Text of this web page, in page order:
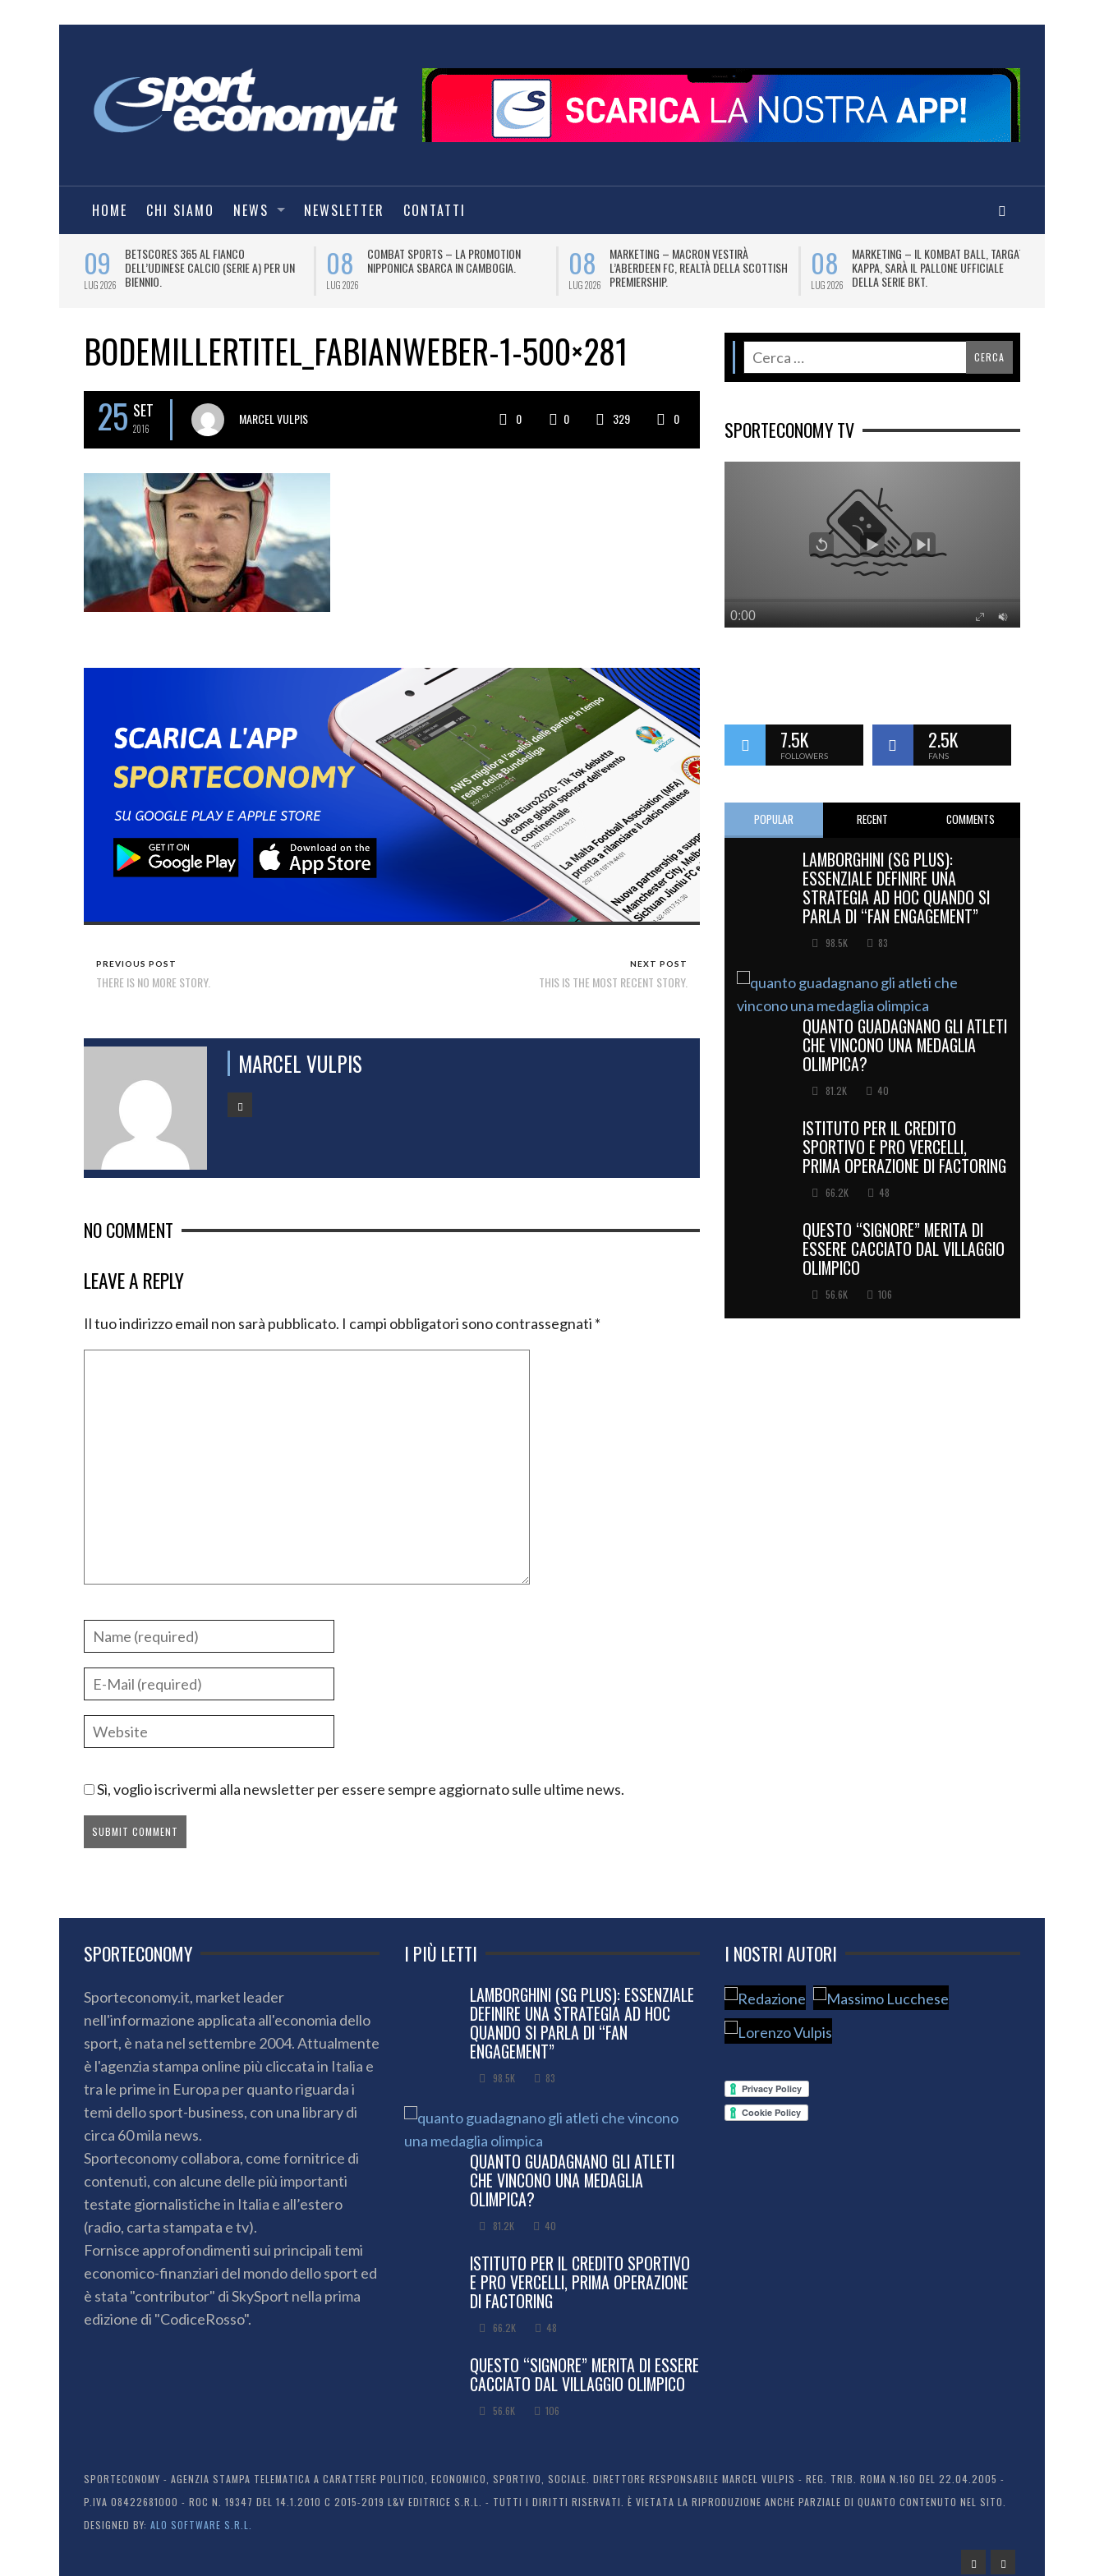
HOME CHI SIAMO NEWS NEWSLETTER CONTATTI
09
LUG 2026
BETSCORES 365 AL FIANCO
DELL’UDINESE CALCIO (SERIE A) PER UN
BIENNIO.
08
LUG 2026
COMBAT SPORTS – LA PROMOTION
NIPPONICA SBARCA IN CAMBOGIA.
08
LUG 2026
MARKETING – MACRON VESTIRÀ
L’ABERDEEN FC, REALTÀ DELLA SCOTTISH
PREMIERSHIP.
08
LUG 2026
MARKETING – IL KOMBAT BALL, TARGATO
KAPPA, SARÀ IL PALLONE UFFICIALE
DELLA SERIE BKT.
BODEMILLERTITEL_FABIANWEBER-1-500×281
25 SET
2016
MARCEL VULPIS 0 0 329 0
PREVIOUS POST
THERE IS NO MORE STORY.
NEXT POST
THIS IS THE MOST RECENT STORY.
MARCEL VULPIS
NO COMMENT
LEAVE A REPLY
Il tuo indirizzo email non sarà pubblicato. I campi obbligatori sono contrassegnati *
Sì, voglio iscrivermi alla newsletter per essere sempre aggiornato sulle ultime news.
SPORTECONOMY TV
7.5K
FOLLOWERS
2.5K
FANS
POPULAR RECENT COMMENTS
LAMBORGHINI (SG PLUS):
ESSENZIALE DEFINIRE UNA
STRATEGIA AD HOC QUANDO SI
PARLA DI “FAN ENGAGEMENT”
98.5K 83
QUANTO GUADAGNANO GLI ATLETI
CHE VINCONO UNA MEDAGLIA
OLIMPICA?
81.2K 40
ISTITUTO PER IL CREDITO
SPORTIVO E PRO VERCELLI,
PRIMA OPERAZIONE DI FACTORING
66.2K 48
QUESTO “SIGNORE” MERITA DI
ESSERE CACCIATO DAL VILLAGGIO
OLIMPICO
56.6K 106
SPORTECONOMY
Sporteconomy.it, market leader
nell'informazione applicata all'economia dello
sport, è nata nel settembre 2004. Attualmente
è l'agenzia stampa online più cliccata in Italia e
tra le prime in Europa per quanto riguarda i
temi dello sport-business, con una library di
circa 60 mila news.
Sporteconomy collabora, come fornitrice di
contenuti, con alcune delle più importanti
testate giornalistiche in Italia e all’estero
(radio, carta stampata e tv).
Fornisce approfondimenti sui principali temi
economico-finanziari del mondo dello sport ed
è stata "contributor" di SkySport nella prima
edizione di "CodiceRosso".
I PIÙ LETTI
LAMBORGHINI (SG PLUS): ESSENZIALE
DEFINIRE UNA STRATEGIA AD HOC
QUANDO SI PARLA DI “FAN
ENGAGEMENT”
98.5K 83
QUANTO GUADAGNANO GLI ATLETI
CHE VINCONO UNA MEDAGLIA
OLIMPICA?
81.2K 40
ISTITUTO PER IL CREDITO SPORTIVO
E PRO VERCELLI, PRIMA OPERAZIONE
DI FACTORING
66.2K 48
QUESTO “SIGNORE” MERITA DI ESSERE
CACCIATO DAL VILLAGGIO OLIMPICO
56.6K 106
I NOSTRI AUTORI
SPORTECONOMY - AGENZIA STAMPA TELEMATICA A CARATTERE POLITICO, ECONOMICO, SPORTIVO, SOCIALE. DIRETTORE RESPONSABILE MARCEL VULPIS - REG. TRIB. ROMA N.160 DEL 22.04.2005 -
P.IVA 08422681000 - ROC N. 19347 DEL 14.1.2010 C 2015-2019 L&V EDITRICE S.R.L. - TUTTI I DIRITTI RISERVATI. È VIETATA LA RIPRODUZIONE ANCHE PARZIALE DI QUANTO CONTENUTO NEL SITO.
DESIGNED BY: ALO SOFTWARE S.R.L.